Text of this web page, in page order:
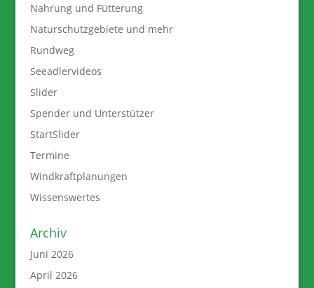
Nahrung und Fütterung
Naturschutzgebiete und mehr
Rundweg
Seeadlervideos
Slider
Spender und Unterstützer
StartSlider
Termine
Windkraftplanungen
Wissenswertes
Archiv
Juni 2026
April 2026